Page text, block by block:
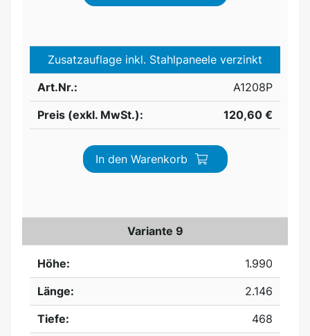
Zusatzauflage inkl. Stahlpaneele verzinkt
Art.Nr.:
A1208P
Preis (exkl. MwSt.):
120,60 €
In den Warenkorb
Variante 9
Höhe:
1.990
Länge:
2.146
Tiefe:
468